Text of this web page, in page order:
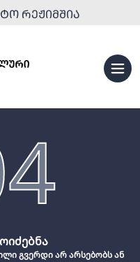
ᲠᲔᲟᲘᲛᲨᲘᲐ
გვერდი არ არსებობს ან